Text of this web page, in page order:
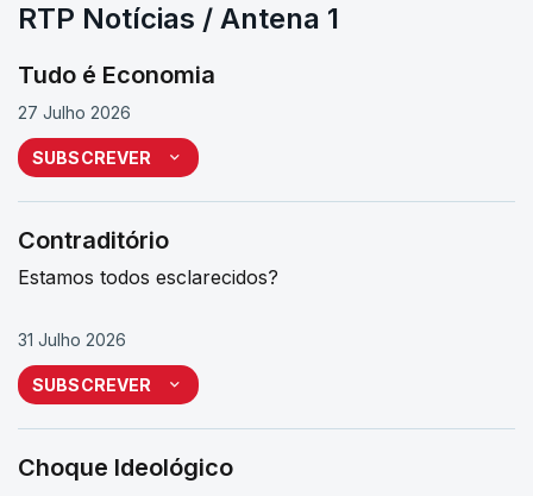
RTP Notícias / Antena 1
Tudo é Economia
27 Julho 2026
SUBSCREVER
Contraditório
Estamos todos esclarecidos?
31 Julho 2026
SUBSCREVER
Choque Ideológico